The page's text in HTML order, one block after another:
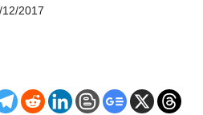
12/2017